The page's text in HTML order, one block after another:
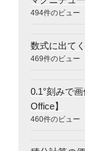
494件のビュー
数式に出て
469件のビュー
0.1°刻みで
Office】
460件のビュー